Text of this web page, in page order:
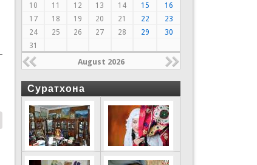
10
11 12 13 14 15
16
17
18 19 20 21 22
23
24
25 26 27 28 29
30
31
August 2026
Суратхона